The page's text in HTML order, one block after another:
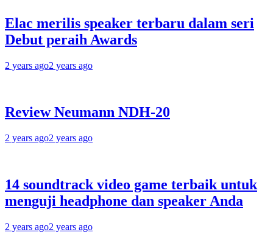
Elac merilis speaker terbaru dalam seri
Debut peraih Awards
2 years ago2 years ago
Review Neumann NDH-20
2 years ago2 years ago
14 soundtrack video game terbaik untuk
menguji headphone dan speaker Anda
2 years ago2 years ago